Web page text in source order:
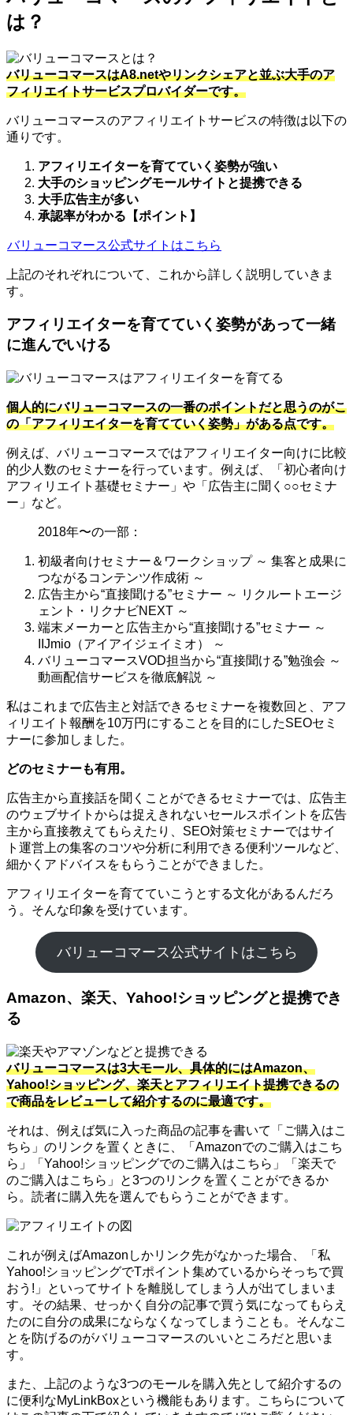
は？
バリューコマースはA8.netやリンクシェアと並ぶ大手のア
フィリエイトサービスプロバイダーです。
バリューコマースのアフィリエイトサービスの特徴は以下の
通りです。
アフィリエイターを育てていく姿勢が強い
大手のショッピングモールサイトと提携できる
大手広告主が多い
承認率がわかる【ポイント】
バリューコマース公式サイトはこちら
上記のそれぞれについて、これから詳しく説明していきま
す。
アフィリエイターを育てていく姿勢があって一緒
に進んでいける
個人的にバリューコマースの一番のポイントだと思うのがこ
の「アフィリエイターを育てていく姿勢」がある点です。
例えば、バリューコマースではアフィリエイター向けに比較
的少人数のセミナーを行っています。例えば、「初心者向け
アフィリエイト基礎セミナー」や「広告主に聞く○○セミナ
ー」など。
2018年〜の一部：
初級者向けセミナー＆ワークショップ ～ 集客と成果に
つながるコンテンツ作成術 ～
広告主から“直接聞ける”セミナー ～ リクルートエージ
ェント・リクナビNEXT ～
端末メーカーと広告主から“直接聞ける”セミナー ～
IIJmio（アイアイジェイミオ） ～
バリューコマースVOD担当から“直接聞ける”勉強会 ～
動画配信サービスを徹底解説 ～
私はこれまで広告主と対話できるセミナーを複数回と、アフ
ィリエイト報酬を10万円にすることを目的にしたSEOセミ
ナーに参加しました。
どのセミナーも有用。
広告主から直接話を聞くことができるセミナーでは、広告主
のウェブサイトからは捉えきれないセールスポイントを広告
主から直接教えてもらえたり、SEO対策セミナーではサイ
ト運営上の集客のコツや分析に利用できる便利ツールなど、
細かくアドバイスをもらうことができました。
アフィリエイターを育てていこうとする文化があるんだろ
う。そんな印象を受けています。
バリューコマース公式サイトはこちら
Amazon、楽天、Yahoo!ショッピングと提携でき
る
バリューコマースは3大モール、具体的にはAmazon、
Yahoo!ショッピング、楽天とアフィリエイト提携できるの
で商品をレビューして紹介するのに最適です。
それは、例えば気に入った商品の記事を書いて「ご購入はこ
ちら」のリンクを置くときに、「Amazonでのご購入はこち
ら」「Yahoo!ショッピングでのご購入はこちら」「楽天で
のご購入はこちら」と3つのリンクを置くことができるか
ら。読者に購入先を選んでもらうことができます。
これが例えばAmazonしかリンク先がなかった場合、「私
Yahoo!ショッピングでTポイント集めているからそっちで買
おう!」といってサイトを離脱してしまう人が出てしまいま
す。その結果、せっかく自分の記事で買う気になってもらえ
たのに自分の成果にならなくなってしまうことも。そんなこ
とを防げるのがバリューコマースのいいところだと思いま
す。
また、上記のような3つのモールを購入先として紹介するの
に便利なMyLinkBoxという機能もあります。こちらについて